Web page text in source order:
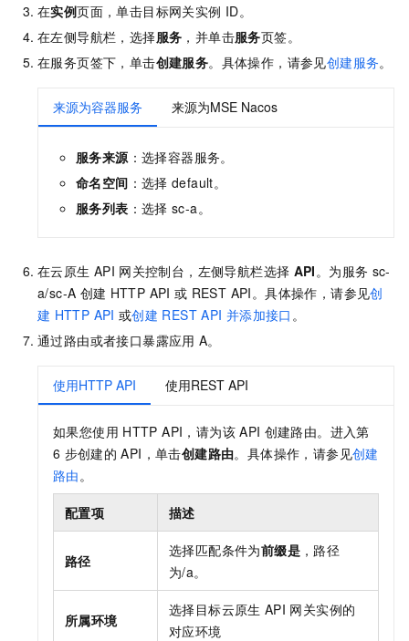
在实例页面，单击目标网关实例 ID。
在左侧导航栏，选择服务 ，并单击服务页签。
在服务页签下，单击创建服务。具体操作，请参见创建服务。
来源为容器服务 来源为MSE Nacos
服务来源 ：选择容器服务。
命名空间 ：选择 default。
服务列表 ：选择 sc-a。
在云原生 API 网关控制台，左侧导航栏选择 API 。为服务 sc-
a/sc-A 创建 HTTP API 或 REST API。具体操作，请参见创
建 HTTP API 或创建 REST API 并添加接口 。
通过路由或者接口暴露应用 A。
使用HTTP API 使用REST API
如果您使用 HTTP API，请为该 API 创建路由。进入第
6 步创建的 API，单击创建路由。具体操作，请参见创建
路由 。
配置项 描述
路径
选择匹配条件为前缀是 ，路径
为/a。
所属环境
选择目标云原生 API 网关实例的
对应环境